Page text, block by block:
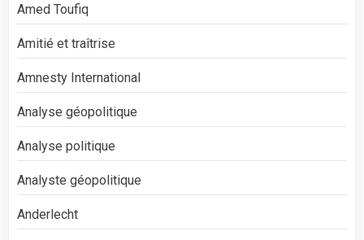
Amed Toufiq
Amitié et traîtrise
Amnesty International
Analyse géopolitique
Analyse politique
Analyste géopolitique
Anderlecht